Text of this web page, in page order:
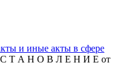
и иные акты в сфере
Т А Н О В Л Е Н И Е от